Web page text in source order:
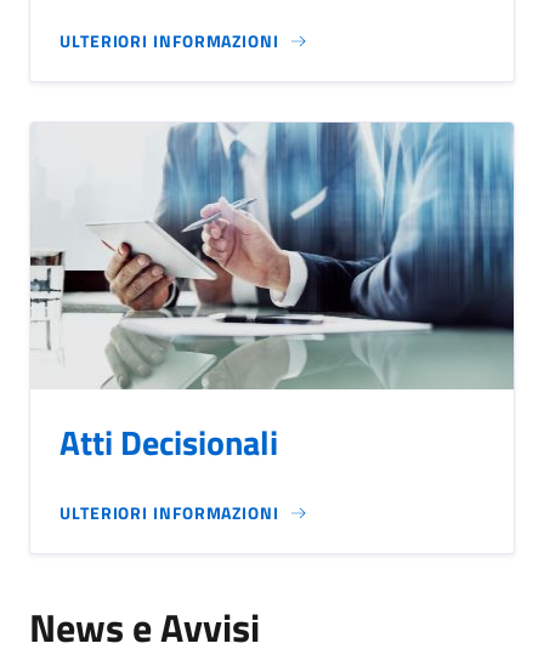
ULTERIORI INFORMAZIONI
Atti Decisionali
ULTERIORI INFORMAZIONI
News e Avvisi